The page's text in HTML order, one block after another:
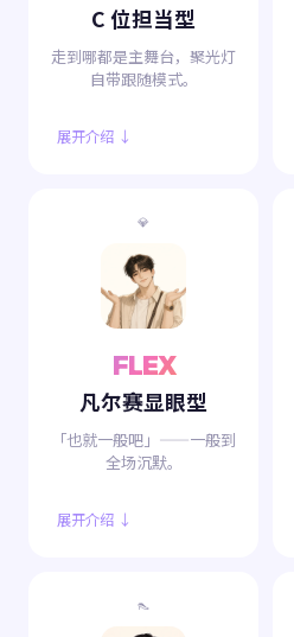
C 位担当型
走到哪都是主舞台，聚光灯
自带跟随模式。
展开介绍 ↓
💎
FLEX
凡尔赛显眼型
「也就一般吧」——一般到
全场沉默。
展开介绍 ↓
👠